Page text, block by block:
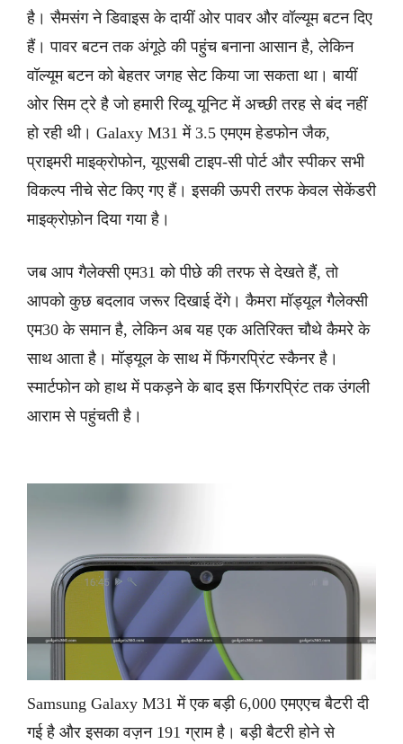
है। सैमसंग ने डिवाइस के दायीं ओर पावर और वॉल्यूम बटन दिए
हैं। पावर बटन तक अंगूठे की पहुंच बनाना आसान है, लेकिन
वॉल्यूम बटन को बेहतर जगह सेट किया जा सकता था। बायीं
ओर सिम ट्रे है जो हमारी रिव्यू यूनिट में अच्छी तरह से बंद नहीं
हो रही थी। Galaxy M31 में 3.5 एमएम हेडफोन जैक,
प्राइमरी माइक्रोफोन, यूएसबी टाइप-सी पोर्ट और स्पीकर सभी
विकल्प नीचे सेट किए गए हैं। इसकी ऊपरी तरफ केवल सेकेंडरी
माइक्रोफ़ोन दिया गया है।
जब आप गैलेक्सी एम31 को पीछे की तरफ से देखते हैं, तो
आपको कुछ बदलाव जरूर दिखाई देंगे। कैमरा मॉड्यूल गैलेक्सी
एम30 के समान है, लेकिन अब यह एक अतिरिक्त चौथे कैमरे के
साथ आता है। मॉड्यूल के साथ में फिंगरप्रिंट स्कैनर है।
स्मार्टफोन को हाथ में पकड़ने के बाद इस फिंगरप्रिंट तक उंगली
आराम से पहुंचती है।
Samsung Galaxy M31 में एक बड़ी 6,000 एमएएच बैटरी दी
गई है और इसका वज़न 191 ग्राम है। बड़ी बैटरी होने से